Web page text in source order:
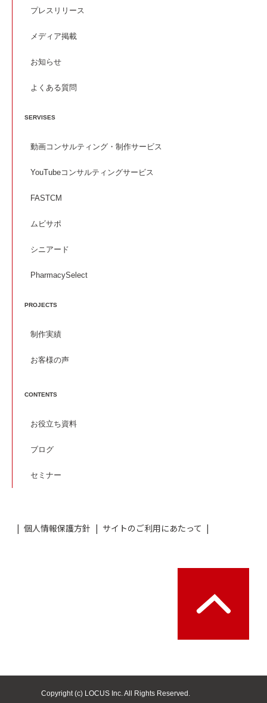
プレスリリース
メディア掲載
お知らせ
よくある質問
SERVISES
動画コンサルティング・制作サービス
YouTubeコンサルティングサービス
FASTCM
ムビサポ
シニアード
PharmacySelect
PROJECTS
制作実績
お客様の声
CONTENTS
お役立ち資料
ブログ
セミナー
個人情報保護方針 サイトのご利用にあたって
Copyright (c) LOCUS Inc. All Rights Reserved.